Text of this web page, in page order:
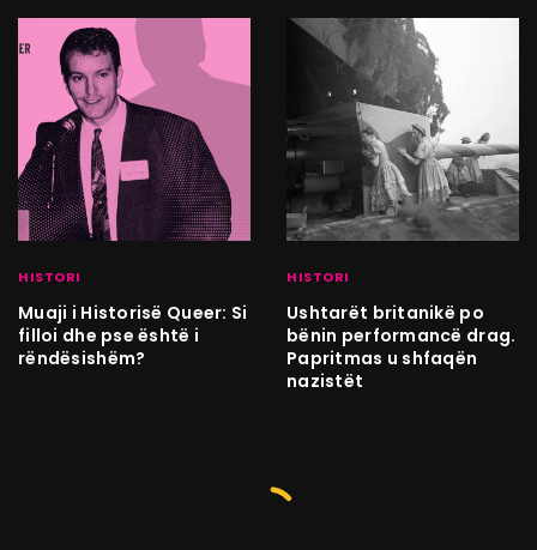
HISTORI
Muaji i Historisë Queer: Si
filloi dhe pse është i
rëndësishëm?
HISTORI
Ushtarët britanikë po
bënin performancë drag.
Papritmas u shfaqën
nazistët